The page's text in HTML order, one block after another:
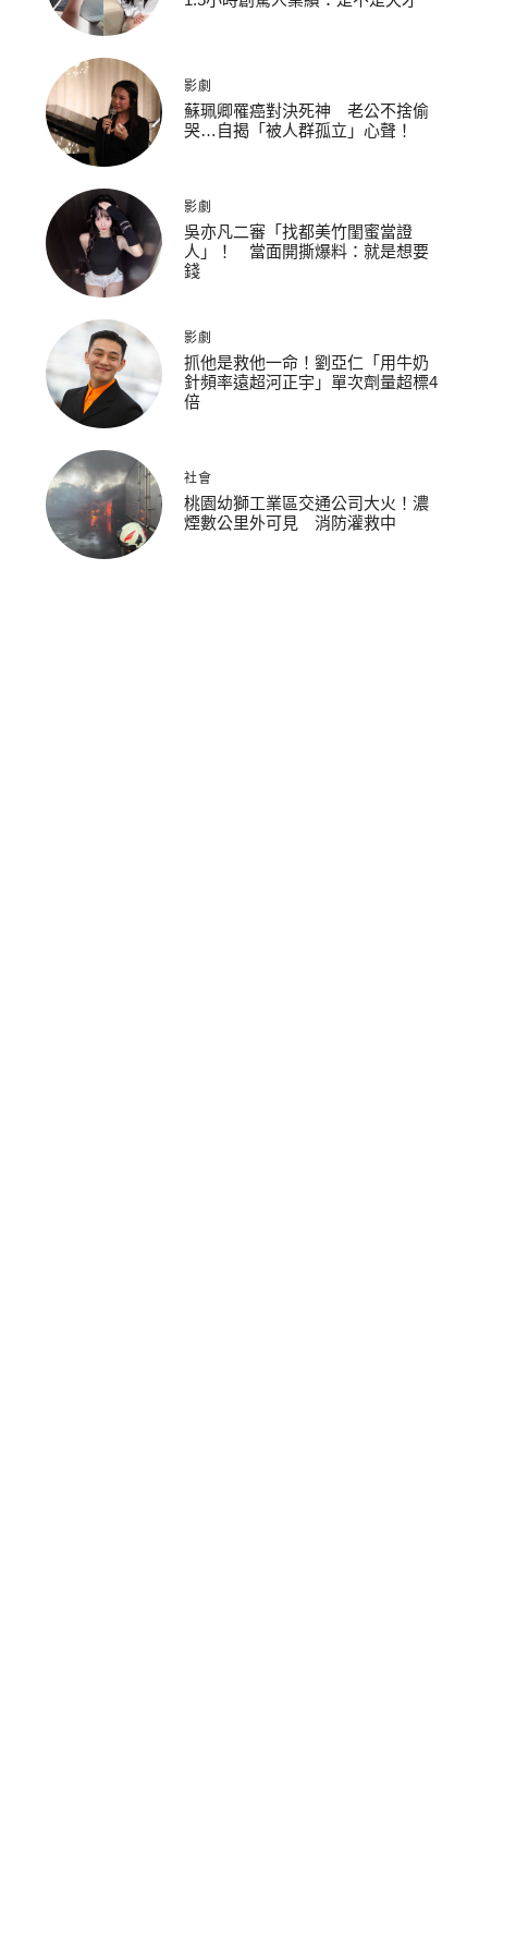
影劇
蘇珮卿罹癌對決死神 老公不捨偷
哭…自揭「被人群孤立」心聲！
影劇
吳亦凡二審「找都美竹閨蜜當證
人」！ 當面開撕爆料：就是想要
錢
影劇
抓他是救他一命！劉亞仁「用牛奶
針頻率遠超河正宇」單次劑量超標4
倍
社會
桃園幼獅工業區交通公司大火！濃
煙數公里外可見 消防灌救中